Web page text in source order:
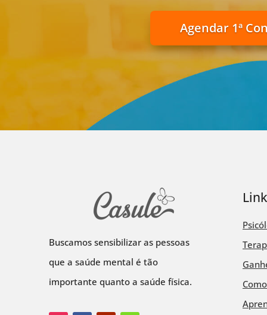
Agendar 1ª
Buscamos sensibilizar as pessoas
que a saúde mental é tão
importante quanto a saúde física.